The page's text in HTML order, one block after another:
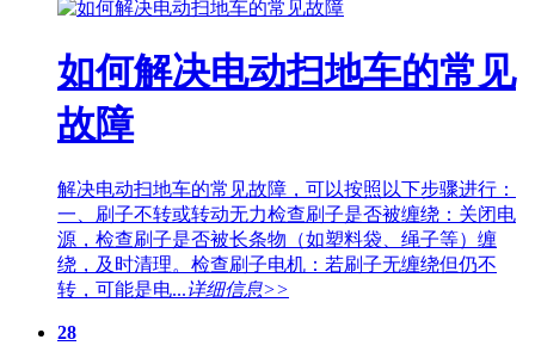
如何解决电动扫地车的常见
故障
解决电动扫地车的常见故障，可以按照以下步骤进行：
一、刷子不转或转动无力检查刷子是否被缠绕：关闭电
源，检查刷子是否被长条物（如塑料袋、绳子等）缠
绕，及时清理。检查刷子电机：若刷子无缠绕但仍不
转，可能是电...详细信息>>
28